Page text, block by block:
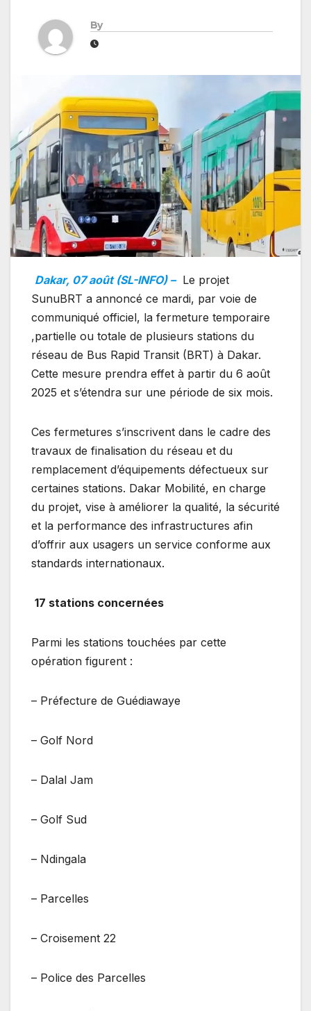
By
Dakar, 07 août (SL-INFO) – Le projet
SunuBRT a annoncé ce mardi, par voie de
communiqué officiel, la fermeture temporaire
,partielle ou totale de plusieurs stations du
réseau de Bus Rapid Transit (BRT) à Dakar.
Cette mesure prendra effet à partir du 6 août
2025 et s’étendra sur une période de six mois.
Ces fermetures s’inscrivent dans le cadre des
travaux de finalisation du réseau et du
remplacement d’équipements défectueux sur
certaines stations. Dakar Mobilité, en charge
du projet, vise à améliorer la qualité, la sécurité
et la performance des infrastructures afin
d’offrir aux usagers un service conforme aux
standards internationaux.
17 stations concernées
Parmi les stations touchées par cette
opération figurent :
– Préfecture de Guédiawaye
– Golf Nord
– Dalal Jam
– Golf Sud
– Ndingala
– Parcelles
– Croisement 22
– Police des Parcelles